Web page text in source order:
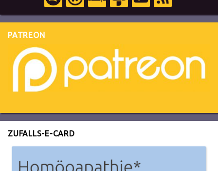
PATREON
ZUFALLS-E-CARD